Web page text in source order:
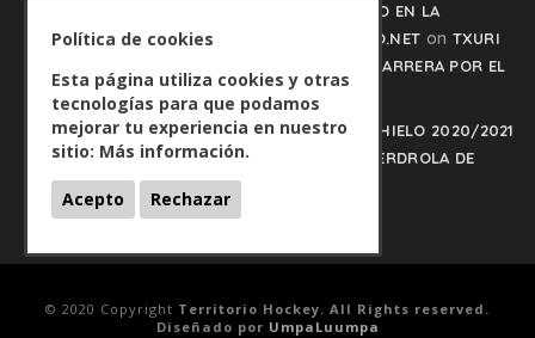
TXURI URDIN Y JACA NO PISAN EL FRENO EN LA
CARRERA POR EL LIDERATO - HOCKEYHIELO.NET on TXURI
URDIN Y JACA NO PISAN EL FRENO EN LA CARRERA POR EL
LIDERATO
PLAY OFFS LIGA IBERDROLA DE HOCKEY HIELO 2020/2021
- HOCKEYHIELO.NETonPLAY OFFS LIGA IBERDROLA DE
HOCKEY HIELO 2020/2021
© 2020 Copyright Territorio Hockey. All Rights reserved.
Diseñado por UmpaLuumpa
Política de cookies
Esta página utiliza cookies y otras
tecnologías para que podamos
mejorar tu experiencia en nuestro
sitio: Más información.
Acepto Rechazar